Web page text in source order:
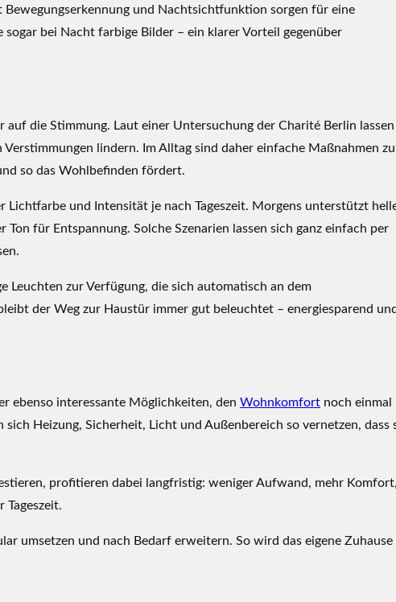
und Nachtsichtfunktion sorgen für eine
bei Nacht farbige Bilder – ein klarer Vorteil gegenüber
die Stimmung. Laut einer Untersuchung der Charité Berlin lassen
lindern. Im Alltag sind daher einfache Maßnahmen zu
so das Wohlbefinden fördert.
Lichtfarbe und Intensität je nach Tageszeit. Morgens unterstützt
für Entspannung. Solche Szenarien lassen sich ganz einfach per
zur Verfügung, die sich automatisch an dem
der Weg zur Haustür immer gut beleuchtet – energiesparend und
ebenso interessante Möglichkeiten, den Wohnkomfort noch einmal
Heizung, Sicherheit, Licht und Außenbereich so vernetzen, dass
profitieren dabei langfristig: weniger Aufwand, mehr Komfort,
Tageszeit.
umsetzen und nach Bedarf erweitern. So wird das eigene Zuhause